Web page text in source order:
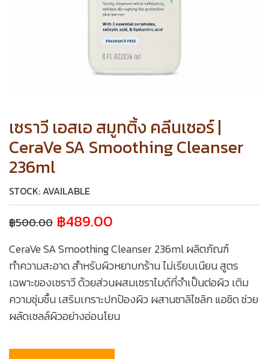
เซราวี เอสเอ สมูทติ้ง คลีนเซอร์ |
CeraVe SA Smoothing Cleanser
236ml
STOCK: AVAILABLE
฿500.00 ฿489.00
CeraVe SA Smoothing Cleanser 236ml ผลิตภัณฑ์
ทำความสะอาด สำหรับผิวหยาบกร้าน ไม่เรียบเนียน สูตร
เฉพาะของเซราวี ด้วยส่วนผสมเซราไมด์ที่จำเป็นต่อผิว เติม
ความชุ่มชื้น เสริมเกราะปกป้องผิว ผสานซาลิไซลิก แอซิด ช่วย
ผลัดเซลล์ผิวอย่างอ่อนโยน